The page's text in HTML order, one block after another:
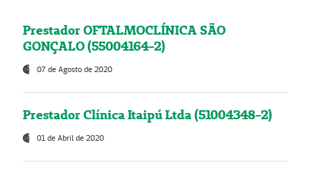
Prestador OFTALMOCLÍNICA SÃO
GONÇALO (55004164-2)
07 de Agosto de 2020
Prestador Clínica Itaipú Ltda (51004348-2)
01 de Abril de 2020